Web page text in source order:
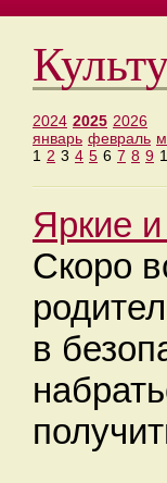
2024 2025 2026
январь февраль
1 2 3 4 5 6 7 8 9
Яркие
Скоро
в